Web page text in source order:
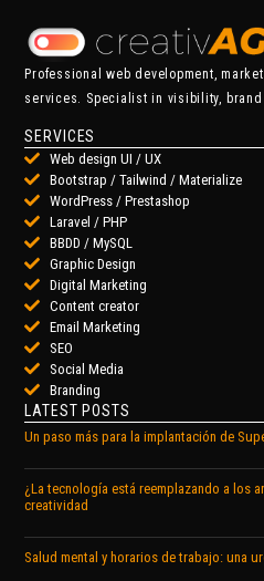
Professional web development,
services. Specialist in visibility, brand
SERVICES
Web design UI / UX
Bootstrap / Tailwind / Materialize
WordPress / Prestashop
Laravel / PHP
BBDD / MySQL
Graphic Design
Digital Marketing
Content creator
Email Marketing
SEO
Social Media
Branding
LATEST POSTS
Un paso más para la implantación de
¿La tecnología está reemplazando a los
creatividad
Salud mental y horarios de trabajo: una